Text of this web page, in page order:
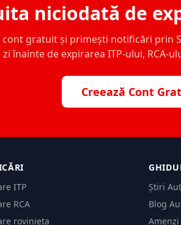
niciodată de
cont gratuit și primești notificări prin
înainte de expirarea ITP-ului, RCA-
Creează Cont
ITP
RCA
rovinieta
Știri
Blog